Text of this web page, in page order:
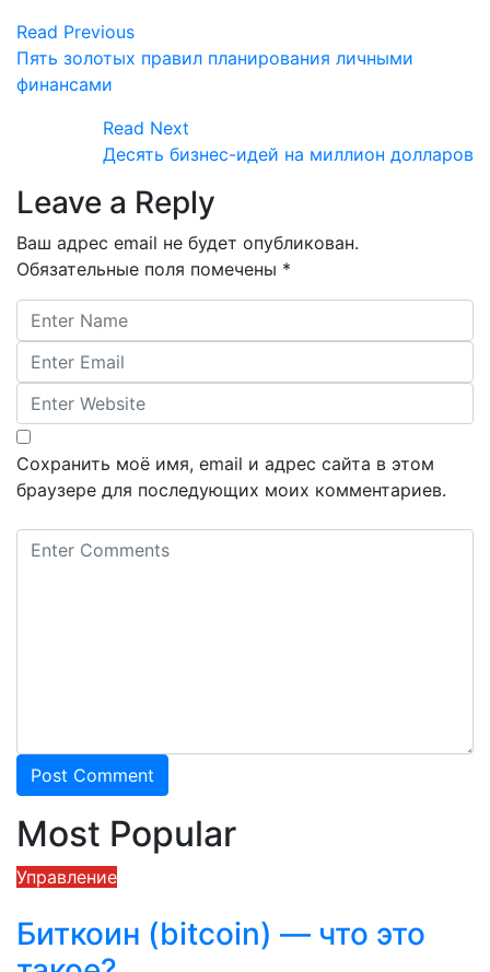
Read Previous
Пять золотых правил планирования личными
финансами
Read Next
Десять бизнес-идей на миллион долларов
Leave a Reply
Ваш адрес email не будет опубликован.
Обязательные поля помечены *
Сохранить моё имя, email и адрес сайта в этом
браузере для последующих моих комментариев.
Most Popular
Управление
Биткоин (bitcoin) — что это